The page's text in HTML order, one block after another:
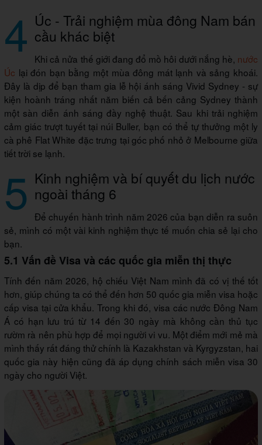
4 Úc - Trải nghiệm mùa đông Nam bán
cầu khác biệt
Khi cả nửa thế giới đang đổ mồ hôi dưới nắng hè, nước
Úc lại đón bạn bằng một mùa đông mát lạnh và sảng khoái.
Đây là dịp để bạn tham gia lễ hội ánh sáng Vivid Sydney - sự
kiện hoành tráng nhất năm biến cả bến cảng Sydney thành
một sàn diễn ánh sáng đầy nghệ thuật. Sau khi trải nghiệm
cảm giác trượt tuyết tại núi Buller, bạn có thể tự thưởng một ly
cà phê Flat White đặc trưng tại góc phố nhỏ ở Melbourne giữa
tiết trời se lạnh.
5 Kinh nghiệm và bí quyết du lịch nước
ngoài tháng 6
Để chuyến hành trình năm 2026 của bạn diễn ra suôn
sẻ, mình có một vài kinh nghiệm thực tế muốn chia sẻ lại cho
bạn.
5.1 Vấn đề Visa và các quốc gia miễn thị thực
Tính đến năm 2026, hộ chiếu Việt Nam mình đã có vị thế tốt
hơn, giúp chúng ta có thể đến hơn 50 quốc gia miễn visa hoặc
cấp visa tại cửa khẩu. Trong khi đó, visa các nước Đông Nam
Á có hạn lưu trú từ 14 đến 30 ngày mà không cần thủ tục
rườm rà nên phù hợp để mọi người vi vu. Một điểm mới mẻ mà
mình thấy rất đáng thử chính là Kazakhstan và Kyrgyzstan, hai
quốc gia này hiện cũng đã áp dụng chính sách miễn visa 30
ngày cho người Việt.